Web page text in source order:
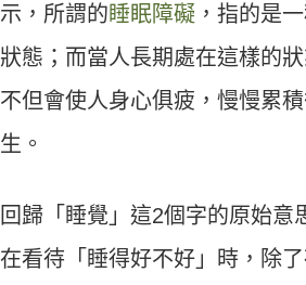
示，所謂的睡眠障礙 ，指的是
狀態；而當人長期處在這樣的
不但會使人身心俱疲，慢慢累
生。
回歸「睡覺」這2個字的原始
在看待「睡得好不好」時，除